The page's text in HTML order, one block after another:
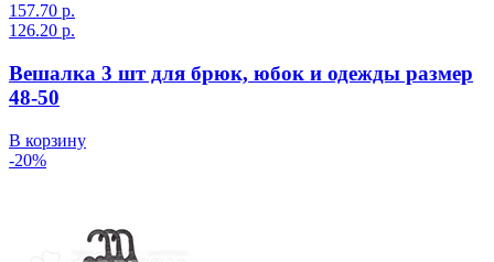
157.70 р.
126.20 р.
Вешалка 3 шт для брюк, юбок и одежды размер
48-50
В корзину
-20%